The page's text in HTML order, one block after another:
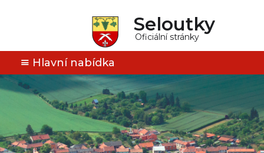
Seloutky
Oficiální stránky
Hlavní nabídka